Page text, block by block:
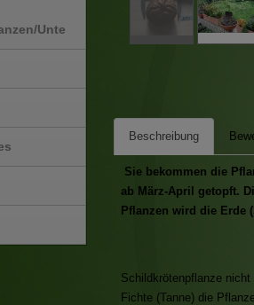
Unte
Beschreibung
Sie bekommen die
ab März-April getopft.
Pflanzen wird die Erde
Schildkrötenpflanze
Fichte (Tanne) die